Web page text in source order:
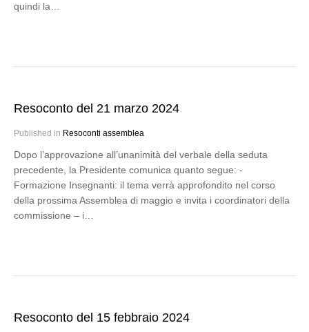
quindi la…
Resoconto del 21 marzo 2024
Published in Resoconti assemblea
Dopo l’approvazione all’unanimità del verbale della seduta
precedente, la Presidente comunica quanto segue: -
Formazione Insegnanti: il tema verrà approfondito nel corso
della prossima Assemblea di maggio e invita i coordinatori della
commissione – i…
Resoconto del 15 febbraio 2024